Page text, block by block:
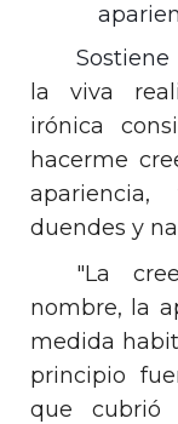
Sostiene
la viva
irónica
hacerme
duendes y
"La
nombre, la
medida
principio
que cubrió